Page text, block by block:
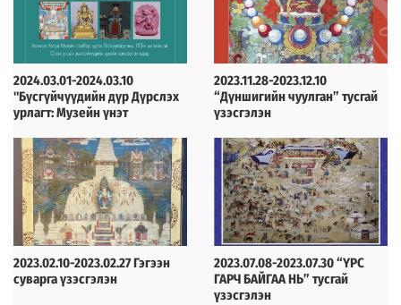
2024.03.01-2024.03.10
"Бүсгүйчүүдийн дүр Дүрслэх
урлагт: Музейн үнэт
2023.11.28-2023.12.10
“Дүншигийн чуулган” тусгай
үзэсгэлэн
2023.02.10-2023.02.27 Гэгээн
суварга үзэсгэлэн
2023.07.08-2023.07.30 “ҮРС
ГАРЧ БАЙГАА НЬ” тусгай
үзэсгэлэн